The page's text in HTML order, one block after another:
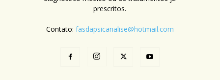
prescritos.
Contato: fasdapsicanalise@hotmail.com